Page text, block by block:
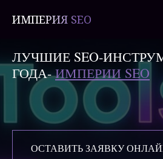
ИМПЕРИЯ SEO
ЛУЧШИЕ
ГОДА-ИМПЕРИИ SEO
ОСТАВИТЬ ЗАЯВКУ